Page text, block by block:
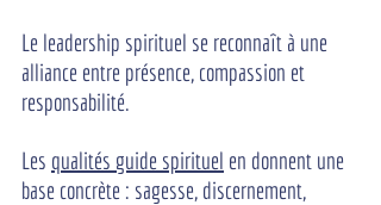
Le leadership spirituel se reconnaît à une
alliance entre présence, compassion et
responsabilité.
Les qualités guide spirituel en donnent une
base concrète : sagesse, discernement,